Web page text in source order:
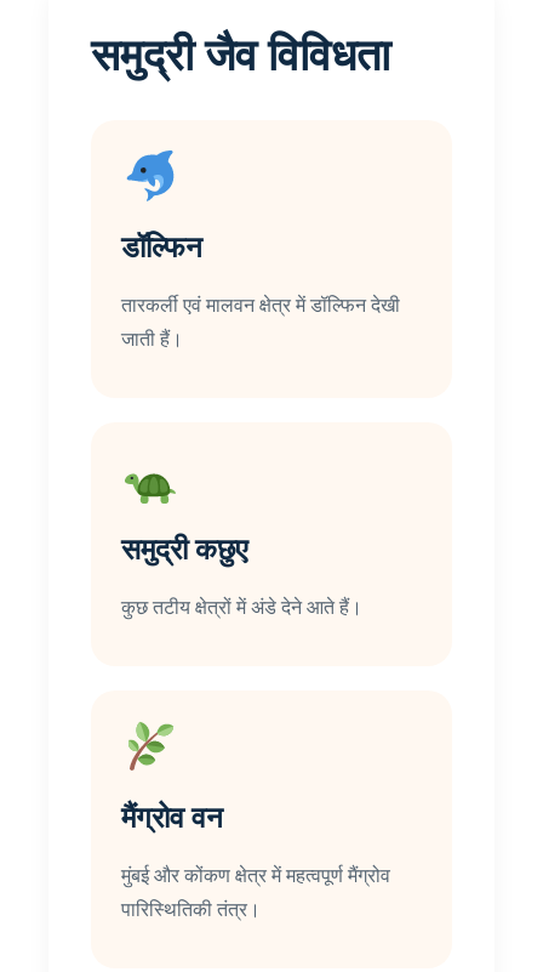
समुद्री जैव विविधता
डॉल्फिन
तारकर्ली एवं मालवन क्षेत्र में डॉल्फिन देखी
जाती हैं।
समुद्री कछुए
कुछ तटीय क्षेत्रों में अंडे देने आते हैं।
मैंग्रोव वन
मुंबई और कोंकण क्षेत्र में महत्वपूर्ण मैंग्रोव
पारिस्थितिकी तंत्र।